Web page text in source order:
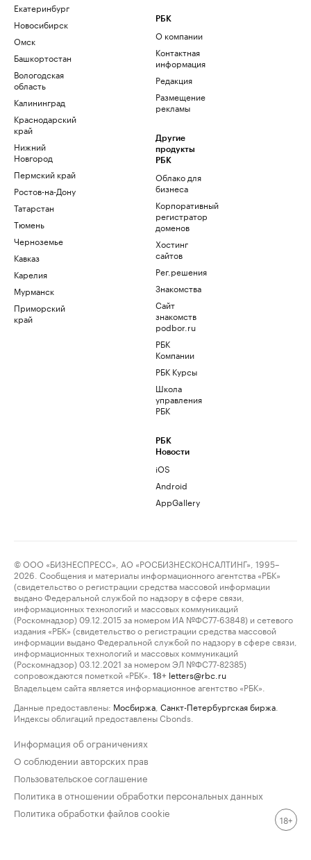
Екатеринбург
Новосибирск
Омск
Башкортостан
Вологодская
область
Калининград
Краснодарский
край
Нижний
Новгород
Пермский край
Ростов-на-Дону
Татарстан
Тюмень
Черноземье
Кавказ
Карелия
Мурманск
Приморский
край
РБК
О компании
Контактная
информация
Редакция
Размещение
рекламы
Другие
продукты
РБК
Облако для
бизнеса
Корпоративный
регистратор
доменов
Хостинг
сайтов
Рег.решения
Знакомства
Сайт
знакомств
podbor.ru
РБК
Компании
РБК Курсы
Школа
управления
РБК
РБК
Новости
iOS
Android
AppGallery
© ООО «БИЗНЕСПРЕСС», АО «РОСБИЗНЕСКОНСАЛТИНГ», 1995–
2026. Сообщения и материалы информационного агентства «РБК»
(свидетельство о регистрации средства массовой информации
выдано Федеральной службой по надзору в сфере связи,
информационных технологий и массовых коммуникаций
(Роскомнадзор) 09.12.2015 за номером ИА №ФС77-63848) и сетевого
издания «РБК» (свидетельство о регистрации средства массовой
информации выдано Федеральной службой по надзору в сфере связи,
информационных технологий и массовых коммуникаций
(Роскомнадзор) 03.12.2021 за номером ЭЛ №ФС77-82385)
сопровождаются пометкой «РБК».
18+ letters@rbc.ru
Владельцем сайта является информационное агентство «РБК».
Данные предоставлены: Мосбиржа Санкт-Петербургская биржа
Индексы облигаций предоставлены Cbonds.
Информация об ограничениях
О соблюдении авторских прав
Пользовательское соглашение
Политика в отношении обработки персональных данных
Политика обработки файлов cookie
18+